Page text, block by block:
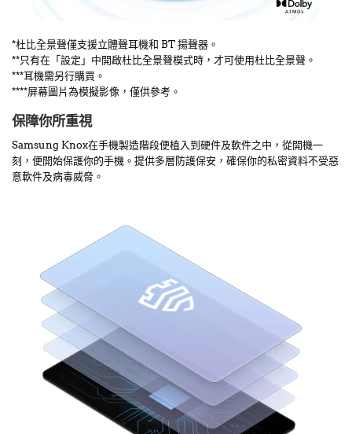
*杜比全景聲僅支援立體聲耳機和 BT 揚聲器。
**只有在「設定」中開啟杜比全景聲模式時，才可使用杜比全景聲。
***耳機需另行購買。
****屏幕圖片為模擬影像，僅供參考。
保障你所重視
Samsung Knox在手機製造階段便植入到硬件及軟件之中，從開機一
刻，便開始保護你的手機。提供多層防護保安，確保你的私密資料不受惡
意軟件及病毒威脅。